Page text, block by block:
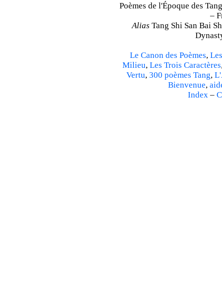
Poèmes de l'Époque des
–
Alias Tang Shi San Bai
Le Canon des Poèmes,
Milieu, Les Trois Caractères
Vertu, 300 poèmes Tang,
Bienvenue,
Index–